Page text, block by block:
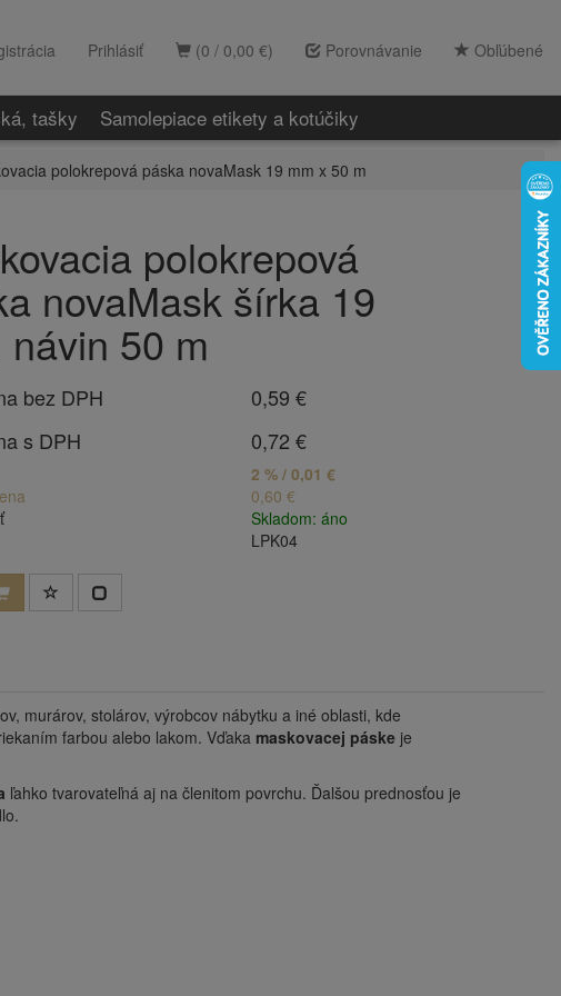
(0 / 0,00 €) Porovnávanie Obľúbené
Prihlásiť
tašky Samolepiace etikety a kotúčiky
polokrepová páska novaMask 19 mm x 50 m
polokrepová
novaMask šírka 19
návin 50 m
bez DPH
0,59 €
s DPH
0,72 €
2 % / 0,01 €
0,60 €
Skladom: áno
LPK04
murárov, stolárov, výrobcov nábytku a iné oblasti, kde
farbou alebo lakom. Vďaka maskovacej páske je
ľahko tvarovateľná aj na členitom povrchu. Ďalšou prednosťou je